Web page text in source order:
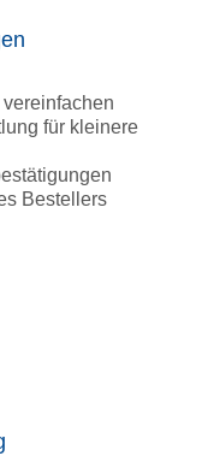
für kleinere
Bestellers